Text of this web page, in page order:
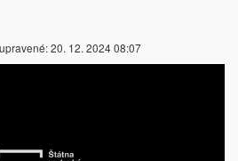
upravené:20. 12. 2024 08:07